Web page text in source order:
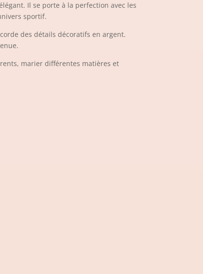
Il se porte à la perfection avec les
sportif.
des détails décoratifs en argent.
marier différentes matières et